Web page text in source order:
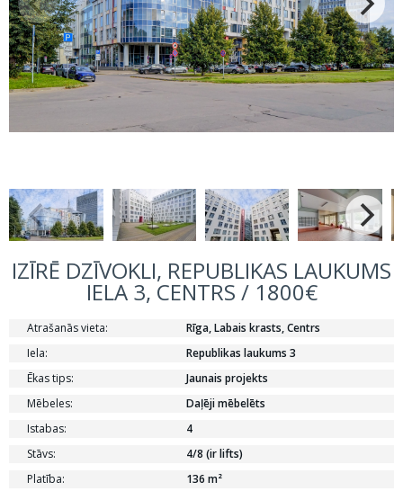
IZĪRĒ DZĪVOKLI, REPUBLIKAS LAUKUMS
IELA 3, CENTRS / 1800€
Atrašanās vieta:
Rīga, Labais krasts, Centrs
Iela:
Republikas laukums 3
Ēkas tips:
Jaunais projekts
Mēbeles:
Daļēji mēbelēts
Istabas:
4
Stāvs:
4/8 (ir lifts)
Platība:
136 m²